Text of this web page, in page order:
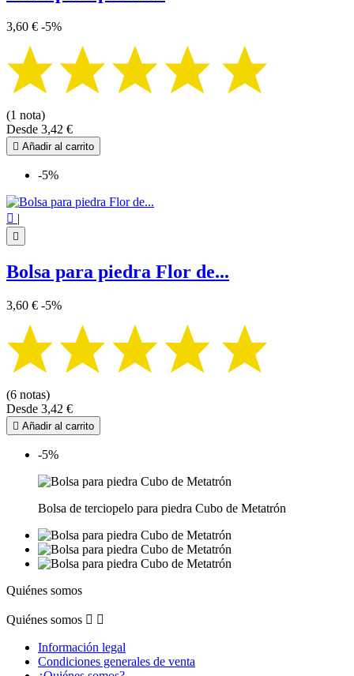
3,60 € -5%
(1 nota)
Desde 3,42 €
 Añadir al carrito
-5%
 |

Bolsa para piedra Flor de...
3,60 € -5%
(6 notas)
Desde 3,42 €
 Añadir al carrito
-5%
Bolsa de terciopelo para piedra Cubo de Metatrón
Quiénes somos
Quiénes somos  
Información legal
Condiciones generales de venta